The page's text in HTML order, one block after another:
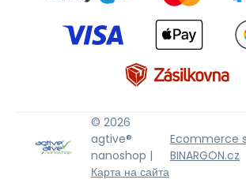
© 2026
agtive®
nanoshop |
Карта на сайта
Ecommerce
BINARGON.cz